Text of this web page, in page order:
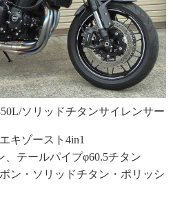
ソリッドチタンサイレンサー
キゾースト4in1
、テールパイプφ60.5チタン
ン・ソリッドチタン・ポリッシ